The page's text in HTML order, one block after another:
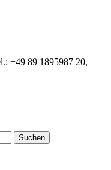
+49 89 1895987 20,